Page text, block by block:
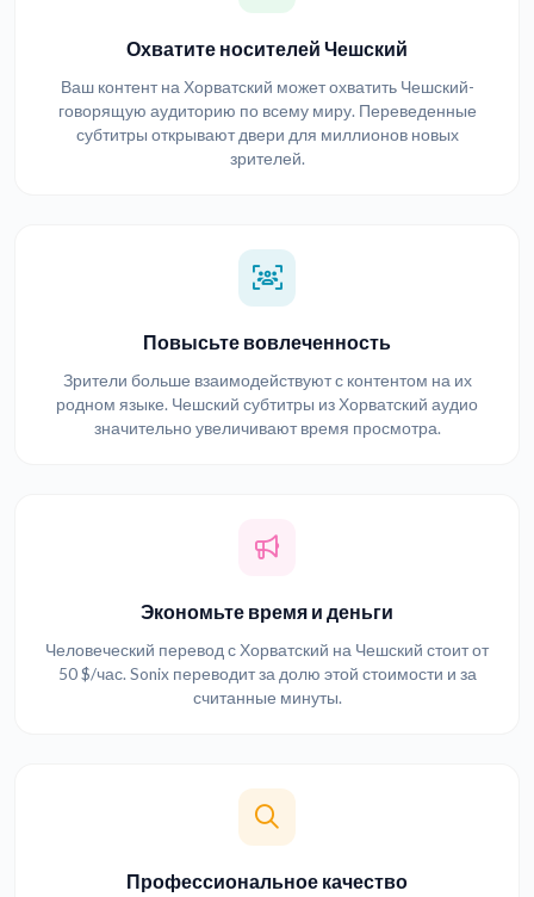
Охватите носителей Чешский
Ваш контент на Хорватский может охватить Чешский-
говорящую аудиторию по всему миру. Переведенные
субтитры открывают двери для миллионов новых
зрителей.
Повысьте вовлеченность
Зрители больше взаимодействуют с контентом на их
родном языке. Чешский субтитры из Хорватский аудио
значительно увеличивают время просмотра.
Экономьте время и деньги
Человеческий перевод с Хорватский на Чешский стоит от
50 $/час. Sonix переводит за долю этой стоимости и за
считанные минуты.
Профессиональное качество